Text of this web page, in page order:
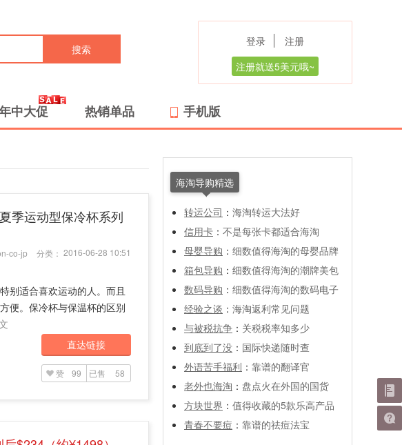
搜索
登录
注册
注册就送5美元哦~
中大促 热销单品 手机版
季运动型保冷杯系列
2016-06-28 10:51
co-jp
分类：
别适合喜欢运动的人。而且
便。保冷杯与保温杯的区别
直达链接
赞 99 已售 58
海淘导购精选
转运公司 ： 海淘转运大法好
信用卡 ： 不是每张卡都适合海淘
母婴导购 ： 细数值得海淘的母婴品牌
箱包导购 ： 细数值得海淘的潮牌美包
数码导购 ： 细数值得海淘的数码电子
经验之谈 ： 海淘返利常见问题
与被税抗争 ： 关税税率知多少
到底到了没 ： 国际快递随时查
外语苦手福利 ： 靠谱的翻译官
老外也海淘 ： 盘点火在外国的国货
方块世界 ： 值得收藏的5款乐高产品
青春不要痘 ： 靠谱的祛痘法宝